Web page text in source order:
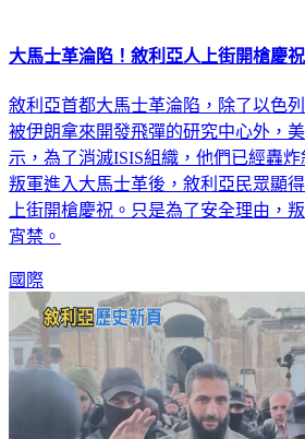
大馬士革淪陷！敘利亞人上街開槍慶
敘利亞首都大馬士革淪陷，除了以色
被伊朗拿來開發飛彈的研究中心外，
示，為了消滅ISIS組織，他們已經轟
叛軍進入大馬士革後，敘利亞民眾顯
上街開槍慶祝。只是為了安全理由，
宵禁。
國際